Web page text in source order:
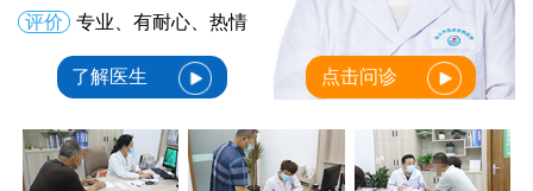
评价
专业、有耐心、热情
了解医生 点击问诊